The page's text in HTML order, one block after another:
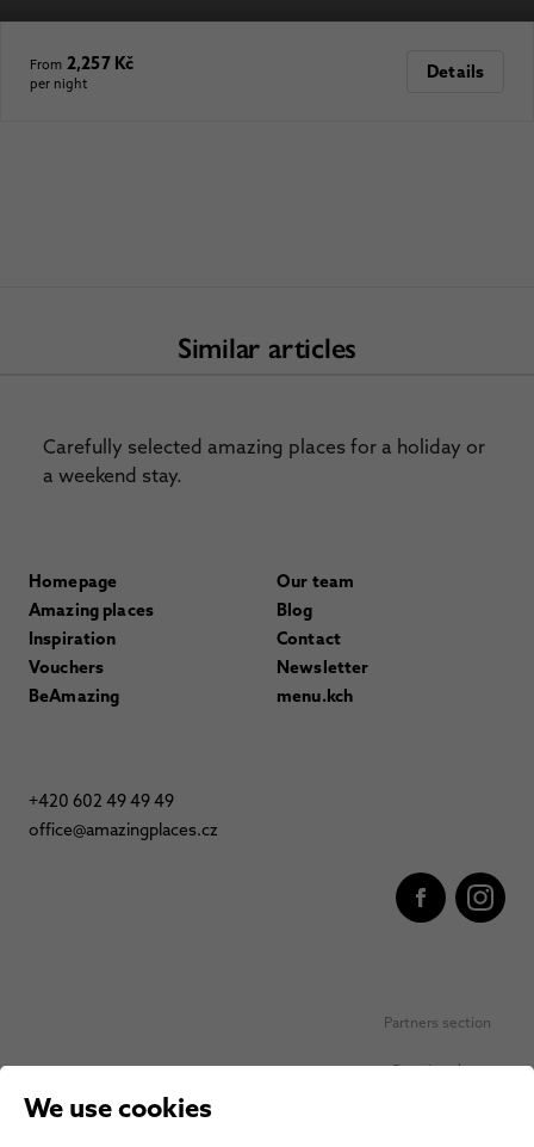
From 2,257 Kč
per night
Details
Similar articles
Carefully selected amazing places for a holiday or
a weekend stay.
Homepage
Amazing places
Inspiration
Vouchers
BeAmazing
Our team
Blog
Contact
Newsletter
menu.kch
+420 602 49 49 49
office@amazingplaces.cz
Partners section
Favorite places
We use cookies